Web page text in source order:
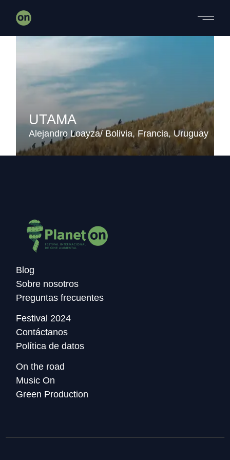
UTAMA
Alejandro Loayza Bolivia Francia Uruguay
Blog
Sobre nosotros
Preguntas frecuentes
Festival 2024
Contáctanos
Política de datos
On the road
Music On
Green Production